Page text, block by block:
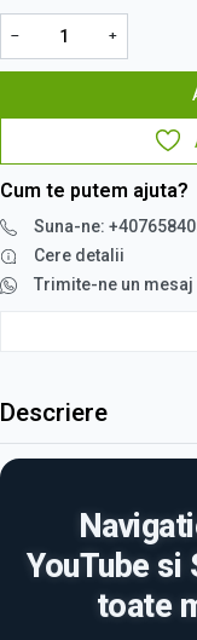
− +
Cum te putem ajuta?
Suna-ne:
Cere detalii
Trimite-ne un mesaj
Descriere
YouTube
toate